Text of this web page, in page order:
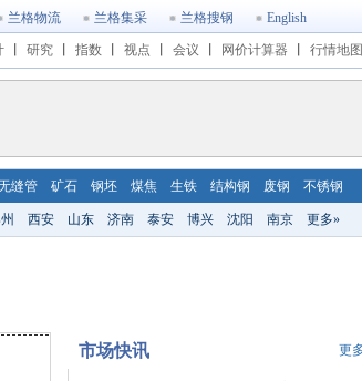
兰格物流 兰格集采 兰格搜钢 English
研究 指数 视点 会议 网价计算器 行情地图
缝管 矿石 钢坯 煤焦 生铁 结构钢 废钢 不锈钢
西安 山东 济南 泰安 博兴 沈阳 南京 更多»